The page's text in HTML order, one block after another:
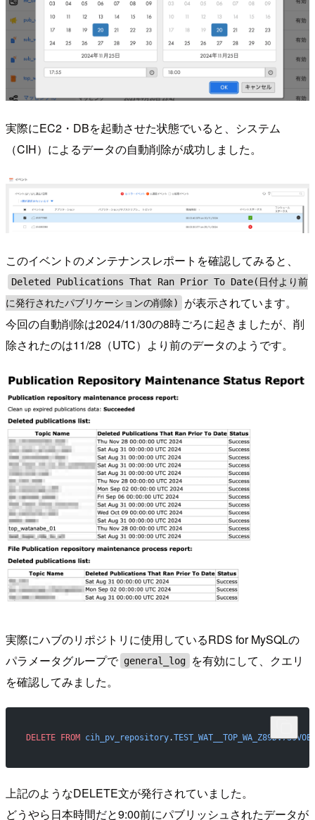
実際にEC2・DBを起動させた状態でいると、システム
（CIH）によるデータの自動削除が成功しました。
このイベントのメンテナンスレポートを確認してみると、
Deleted Publications That Ran Prior To Date(日付より前
に発行されたパブリケーションの削除)
が表示されています。
今回の自動削除は2024/11/30の8時ごろに起きましたが、削
除されたのは11/28（UTC）より前のデータのようです。
実際にハブのリポジトリに使用しているRDS for MySQLの
パラメータグループで general_log
を有効にして、クエリ
を確認してみました。
DELETE FROM cih_pv_repository.
上記のようなDELETE文が発行されていました。
どうやら日本時間だと9:00前にパブリッシュされたデータが